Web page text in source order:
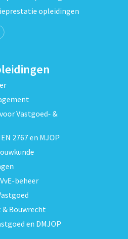
opleidingen
Vastgoed- &
2767 en MJOP
beheer
Bouwrecht
en DMJOP